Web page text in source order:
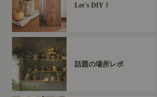
Let's DIY！
話題の場所レポ